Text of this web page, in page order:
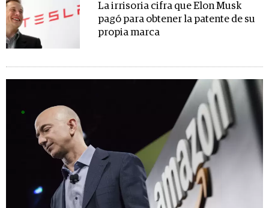
La irrisoria cifra que Elon Musk
pagó para obtener la patente de su
propia marca